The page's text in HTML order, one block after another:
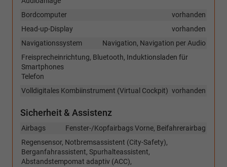
vorhanden
Bordcomputer
vorhanden
Head-up-Display
Navigation, Navigation per Audio
Navigationssystem
Freisprecheinrichtung, Bluetooth, Induktionsladen für
Smartphones
Telefon
vorhanden
Volldigitales Kombiinstrument (Virtual Cockpit)
Sicherheit & Assistenz
Fenster-/Kopfairbags Vorne, Beifahrerairbag
Airbags
Regensensor, Notbremsassistent (City-Safety),
Berganfahrassistent, Spurhalteassistent,
Abstandstempomat adaptiv (ACC),